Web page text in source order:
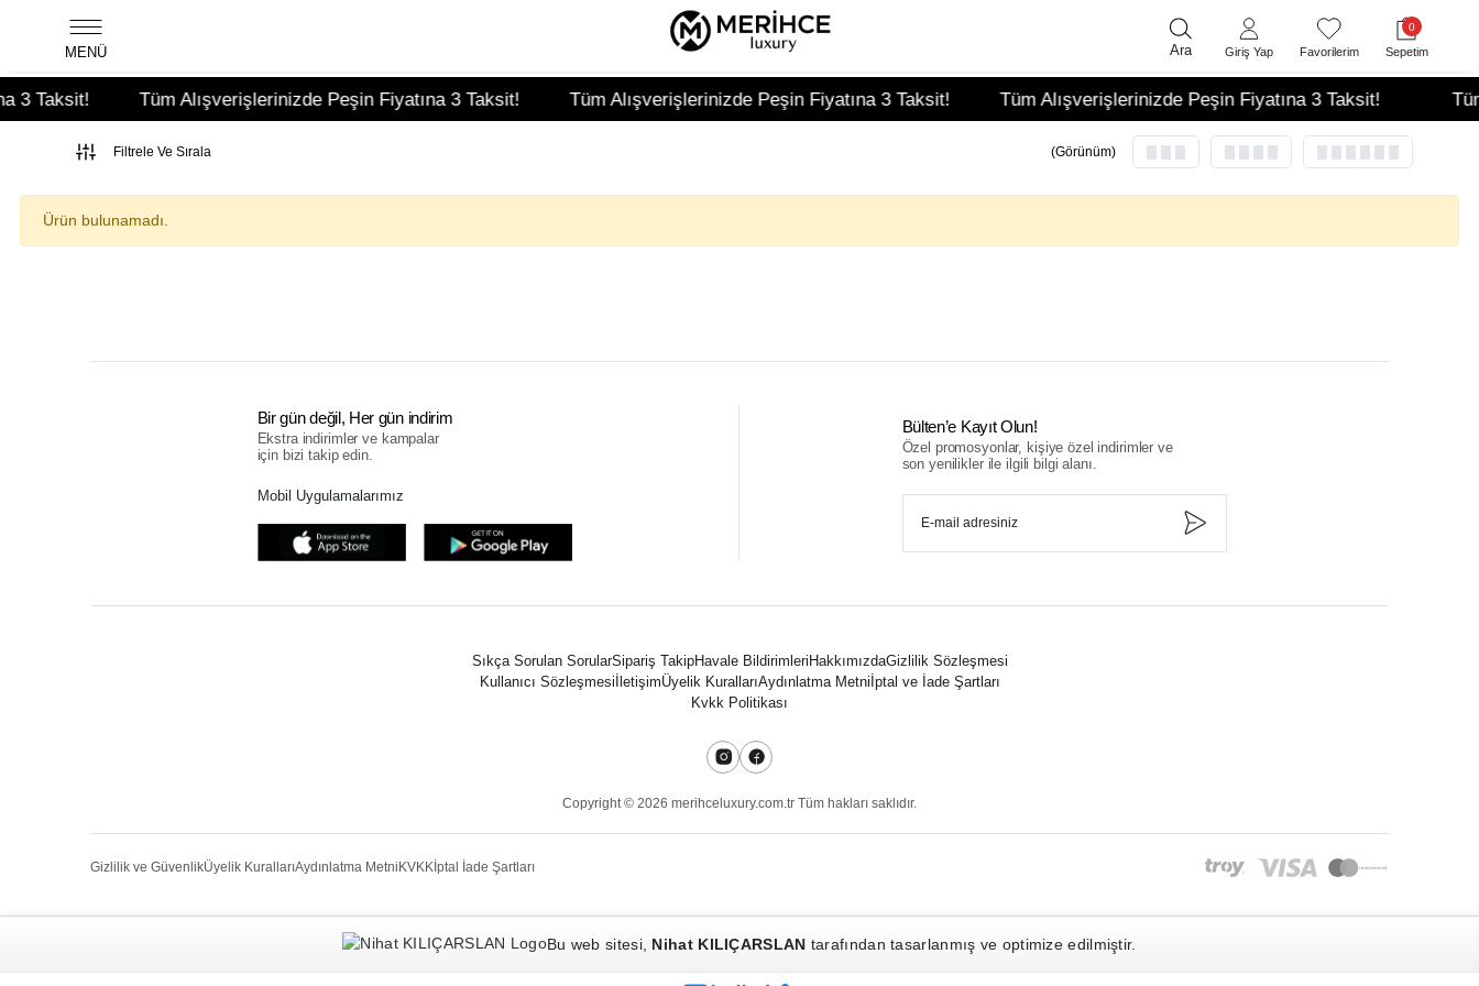
3 Taksit! Tüm Alışverişlerinizde Peşin Fiyatına 3 Taksit! Tüm Alışverişlerinizde Peşin Fiyatına 3 Taksit! Tüm Alışverişlerinizde Peşin Fiyatına 3 Taksit!
MENÜ Ara Giriş Yap Favorilerim
0
Sepetim
Filtrele Ve Sırala (Görünüm)
Ürün bulunamadı.
Bir gün değil, Her gün indirim
Ekstra indirimler ve kampalar
için bizi takip edin.
Mobil Uygulamalarımız
Bülten’e Kayıt Olun!
Özel promosyonlar, kişiye özel indirimler ve
son yenilikler ile ilgili bilgi alanı.
Sıkça Sorulan SorularSipariş TakipHavale Bildirimleri HakkımızdaGizlilik Sözleşmesi
Kullanıcı Sözleşmesi İletişimÜyelik KurallarıAydınlatma Metni İptal ve İade Şartları
Kvkk Politikası
Copyright © 2026 merihceluxury.com.tr Tüm hakları saklıdır.
Gizlilik ve GüvenlikÜyelik KurallarıAydınlatma Metni KVKK İptal İade Şartları
Bu web sitesi, Nihat KILIÇARSLAN tarafından tasarlanmış ve optimize edilmiştir.